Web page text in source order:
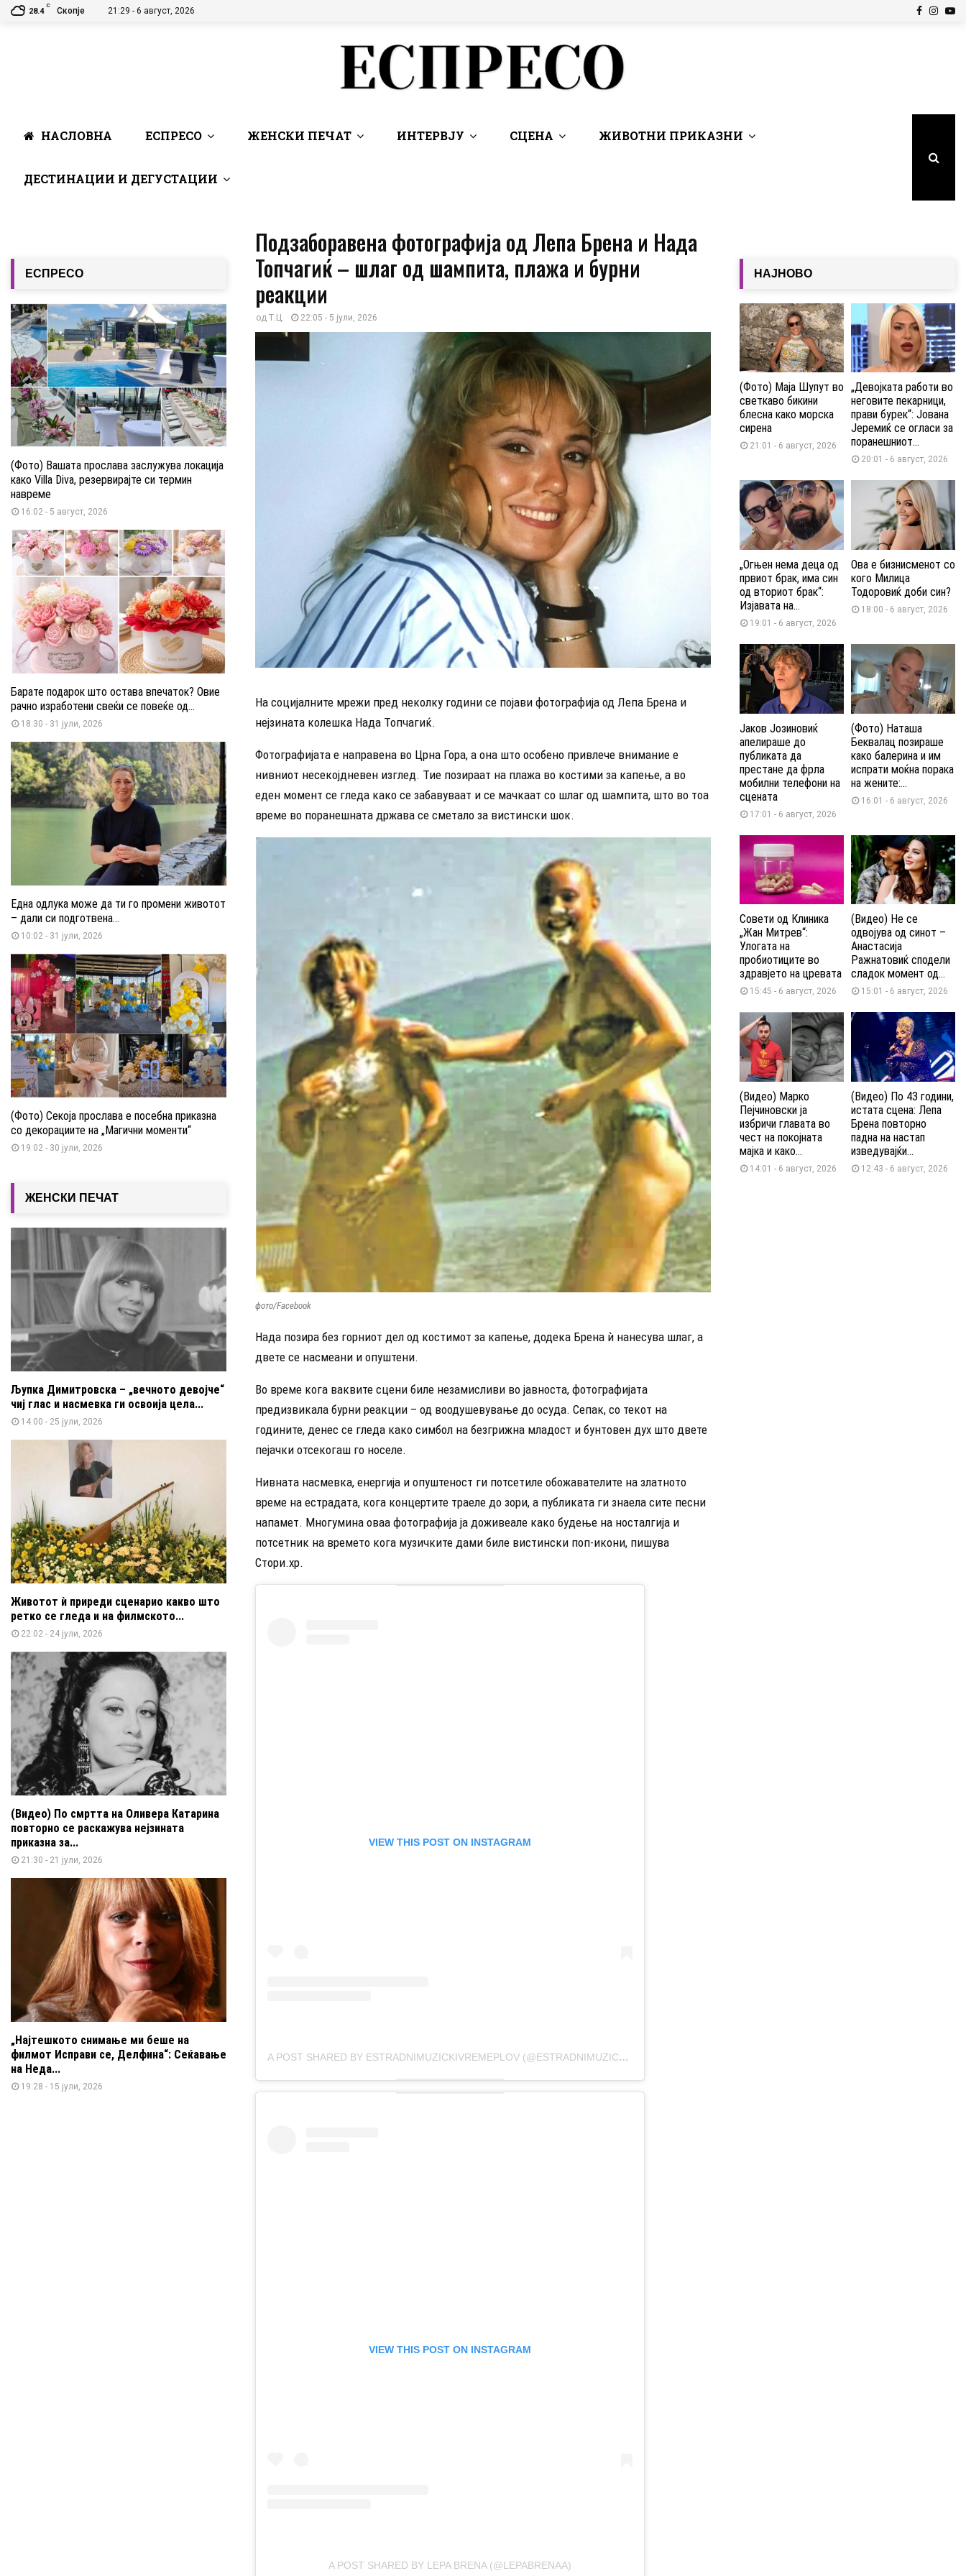
28.4
C
Скопје 21:29 - 6 август, 2026 Facebook
НАСЛОВНА ЕСПРЕСО ЖЕНСКИ ПЕЧАТ ИНТЕРВЈУ СЦЕНА ЖИВОТНИ ПРИКАЗНИ
ДЕСТИНАЦИИ И ДЕГУСТАЦИИ
Подзаборавена фотографија од Лепа Брена и Нада
Топчагиќ – шлаг од шампита, плажа и бурни
реакции
од Т.Ц. 22:05 - 5 јули, 2026
На социјалните мрежи пред неколку години се појави фотографија од Лепа Брена и
нејзината колешка Нада Топчагиќ.
Фотографијата е направена во Црна Гора, а она што особено привлече внимание е
нивниот несекојдневен изглед. Тие позираат на плажа во костими за капење, а во
еден момент се гледа како се забавуваат и се мачкаат со шлаг од шампита, што во тоа
време во поранешната држава се сметало за вистински шок.
фото/Facebook
Нада позира без горниот дел од костимот за капење, додека Брена ѝ нанесува шлаг, а
двете се насмеани и опуштени.
Во време кога ваквите сцени биле незамисливи во јавноста, фотографијата
предизвикала бурни реакции – од воодушевување до осуда. Сепак, со текот на
годините, денес се гледа како симбол на безгрижна младост и бунтовен дух што двете
пејачки отсекогаш го носеле.
Нивната насмевка, енергија и опуштеност ги потсетиле обожавателите на златното
време на естрадата, кога концертите траеле до зори, а публиката ги знаела сите песни
напамет. Многумина оваа фотографија ја доживеале како будење на носталгија и
потсетник на времето кога музичките дами биле вистински поп-икони, пишува
Стори.хр.
VIEW THIS POST ON INSTAGRAM
A POST SHARED BY ESTRADNIMUZICKIVREMEPLOV (@ESTRADNIMUZICKIVREMEPLOV)
VIEW THIS POST ON INSTAGRAM
A POST SHARED BY LEPA BRENA (@LEPABRENAA)
ЕСПРЕСО
(Фото) Вашата прослава заслужува локација
како Villa Diva, резервирајте си термин
навреме
16:02 - 5 август, 2026
Барате подарок што остава впечаток? Овие
рачно изработени свеќи се повеќе од...
18:30 - 31 јули, 2026
Една одлука може да ти го промени животот
– дали си подготвена...
10:02 - 31 јули, 2026
(Фото) Секоја прослава е посебна приказна
со декорациите на „Магични моменти“
19:02 - 30 јули, 2026
ЖЕНСКИ ПЕЧАТ
Љупка Димитровска – „вечното девојче“
чиј глас и насмевка ги освоија цела...
14:00 - 25 јули, 2026
Животот ѝ приреди сценарио какво што
ретко се гледа и на филмското...
22:02 - 24 јули, 2026
(Видео) По смртта на Оливера Катарина
повторно се раскажува нејзината
приказна за...
21:30 - 21 јули, 2026
„Најтешкото снимање ми беше на
филмот Исправи се, Делфина“: Сеќавање
на Неда...
19:28 - 15 јули, 2026
НАЈНОВО
(Фото) Маја Шупут во
светкаво бикини
блесна како морска
сирена
21:01 - 6 август, 2026
„Девојката работи во
неговите пекарници,
прави бурек“: Јована
Јеремиќ се огласи за
поранешниот...
20:01 - 6 август, 2026
„Огњен нема деца од
првиот брак, има син
од вториот брак“:
Изјавата на...
19:01 - 6 август, 2026
Ова е бизнисменот со
кого Милица
Тодоровиќ доби син?
18:00 - 6 август, 2026
Јаков Јозиновиќ
апелираше до
публиката да
престане да фрла
мобилни телефони на
сцената
17:01 - 6 август, 2026
(Фото) Наташа
Беквалац позираше
како балерина и им
испрати моќна порака
на жените:...
16:01 - 6 август, 2026
Совети од Клиника
„Жан Митрев“:
Улогата на
пробиотиците во
здравјето на цревата
15:45 - 6 август, 2026
(Видео) Не се
одвојува од синот –
Анастасија
Ражнатовиќ сподели
сладок момент од...
15:01 - 6 август, 2026
(Видео) Марко
Пејчиновски ја
избричи главата во
чест на покојната
мајка и како...
14:01 - 6 август, 2026
(Видео) По 43 години,
истата сцена: Лепа
Брена повторно
падна на настап
изведувајќи...
12:43 - 6 август, 2026